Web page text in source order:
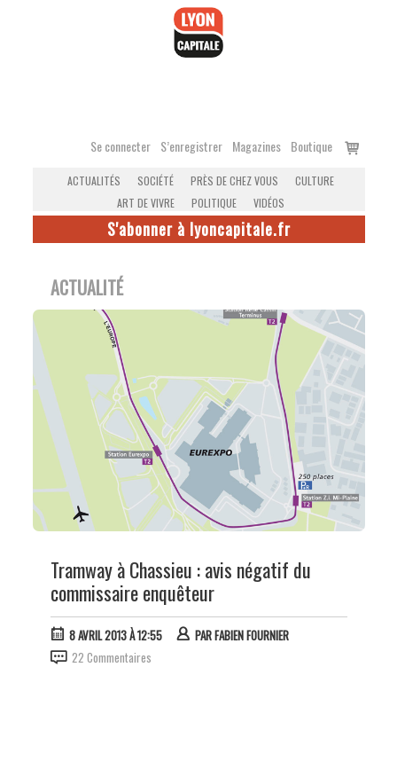
Se connecter S’enregistrer Magazines Boutique
Voir
ACTUALITÉS SOCIÉTÉ PRÈS DE CHEZ VOUS
CULTURE
ART DE VIVRE
POLITIQUE VIDÉOS
S'abonner à lyoncapitale.fr
ACTUALITÉ
Tramway à Chassieu : avis négatif du
commissaire enquêteur
8 AVRIL 2013 À 12:55 PARFABIEN FOURNIER
22 Commentaires